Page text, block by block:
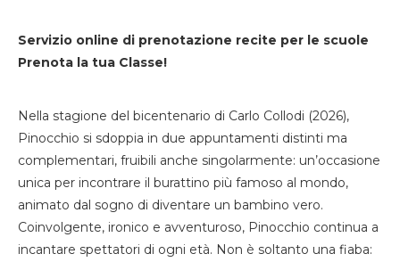
Servizio online di prenotazione recite per le scuole
Prenota la tua Classe!
Nella stagione del bicentenario di Carlo Collodi (2026),
Pinocchio si sdoppia in due appuntamenti distinti ma
complementari, fruibili anche singolarmente: un’occasione
unica per incontrare il burattino più famoso al mondo,
animato dal sogno di diventare un bambino vero.
Coinvolgente, ironico e avventuroso, Pinocchio continua a
incantare spettatori di ogni età. Non è soltanto una fiaba: